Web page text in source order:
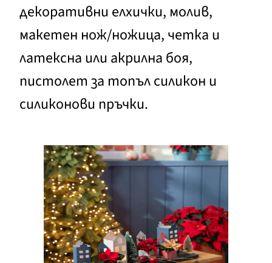
декоративни елхички, молив,
макетен нож/ножица, четка и
латексна или акрилна боя,
пистолет за топъл силикон и
силиконови пръчки.